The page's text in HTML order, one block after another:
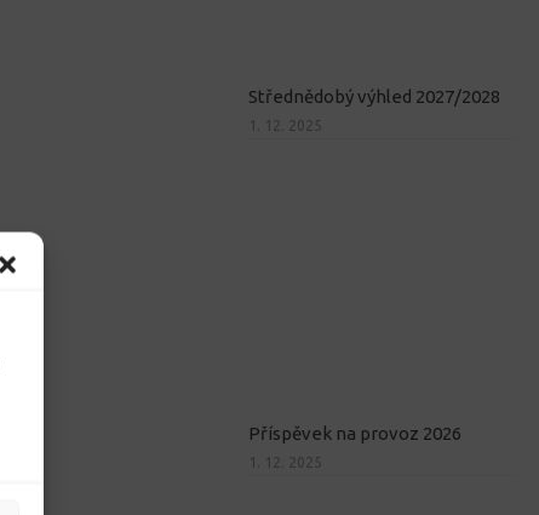
Střednědobý výhled 2027/2028
1. 12. 2025
Příspěvek na provoz 2026
1. 12. 2025